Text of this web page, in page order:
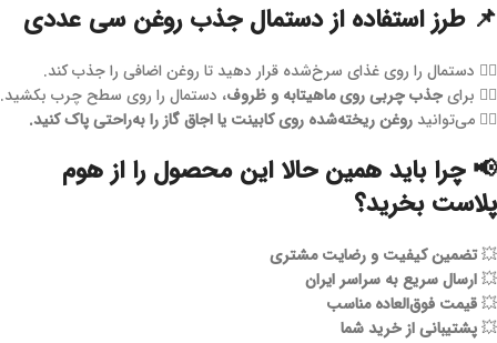
📌 طرز استفاده از دستمال جذب روغن سی عددی
۱️⃣ دستمال را روی غذای سرخ‌شده قرار دهید تا روغن اضافی را جذب کند.
۲️⃣ برای
جذب چربی روی ماهیتابه و ظروف، دستمال را روی سطح چرب بکشید.
۳️⃣ می‌توانید
روغن ریخته‌شده روی کابینت یا اجاق گاز را به‌راحتی پاک کنید.
📢 چرا باید همین حالا این محصول را از هوم
پلاست بخرید؟
💥تضمین کیفیت و رضایت مشتری
💥ارسال سریع به سراسر ایران
💥قیمت فوق‌العاده مناسب
💥پشتیبانی از خرید شما